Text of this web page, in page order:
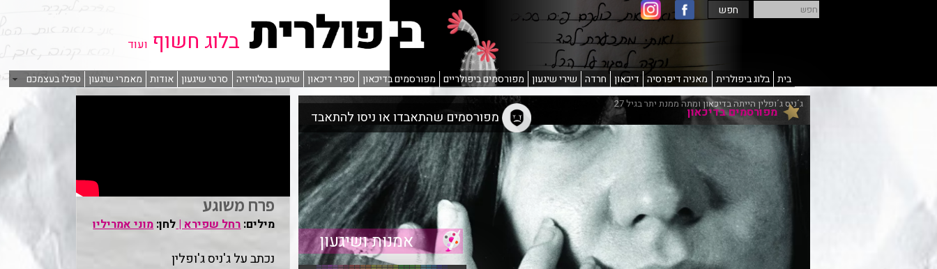
בלוג חשוף ועוד
חפש חפש
בית בלוג ביפולרית מאניה דיפרסיה דיכאון חרדה שירי שיגעון מפורסמים ביפולריים מפורסמים בדיכאון ספרי דיכאון שיגעון בטלוויזיה סרטי שיגעון אודות מאמרי שיגעון טפלו בעצמכם
פרח משוגע
מילים:רחל שפירא |לחן:מוני אמריליו
נכתב על ג'ניס ג'ופלין
אמנות ושיגעון
מפורסמים בדיכאון מפורסמים שהתאבדו או ניסו להתאבד